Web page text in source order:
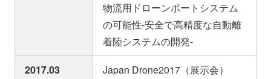
物流用ドローンポートシステム
の可能性-安全で高精度な自動離
着陸システムの開発-
2017.03
Japan Drone2017（展示会）